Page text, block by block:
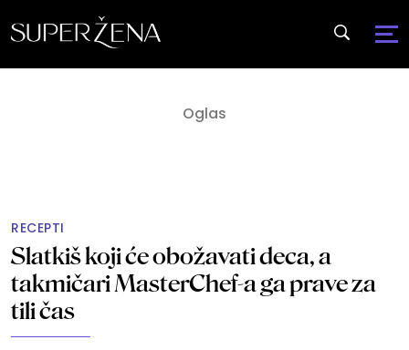
RECEPTI
Slatkiš koji će obožavati deca, a
takmičari MasterChef-a ga prave za
tili čas